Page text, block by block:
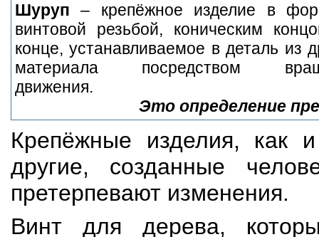
Шуруп – крепёжное изделие в
винтовой резьбой, коническим
конце, устанавливаемое в деталь из
материала посредством
движения.
Это определение
Крепёжные изделия, как
другие, созданные
претерпевают изменения.
Винт для дерева,